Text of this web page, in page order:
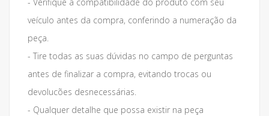
veículo antes da compra, conferindo a numeração da
peça.
- Tire todas as suas dúvidas no campo de perguntas
antes de finalizar a compra, evitando trocas ou
devolucões desnecessárias.
- Qualquer detalhe que possa existir na peça